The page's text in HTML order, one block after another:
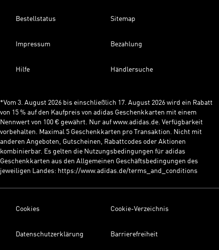
Bestellstatus Sitemap
Impressum Bezahlung
Hilfe Händlersuche
*Vom 3. August 2026 bis einschließlich 17. August 2026 wird ein Rabatt
von 15 % auf den Kaufpreis von adidas Geschenkkarten mit einem
Nennwert von 100 € gewährt. Nur auf www.adidas.de. Verfügbarkeit
vorbehalten. Maximal 5 Geschenkkarten pro Transaktion. Nicht mit
anderen Angeboten, Gutscheinen, Rabattcodes oder Aktionen
kombinierbar. Es gelten die Nutzungsbedingungen für adidas
Geschenkkarten aus den Allgemeinen Geschäftsbedingungen des
jeweiligen Landes: https://www.adidas.de/terms_and_conditions
Cookies Cookie-Verzeichnis
Datenschutzerklärung Barrierefreiheit